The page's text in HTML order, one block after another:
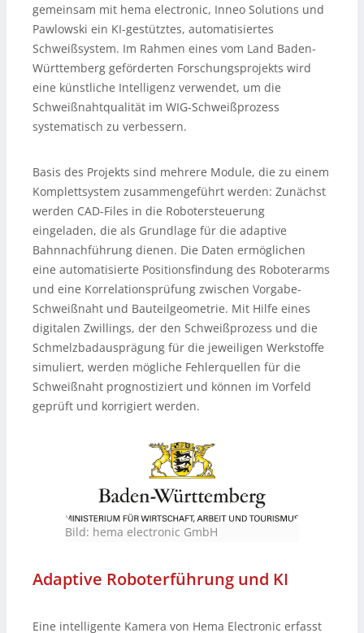
gemeinsam mit hema electronic, Inneo Solutions und
Pawlowski ein KI-gestütztes, automatisiertes
Schweißsystem. Im Rahmen eines vom Land Baden-
Württemberg geförderten Forschungsprojekts wird
eine künstliche Intelligenz verwendet, um die
Schweißnahtqualität im WIG-Schweißprozess
systematisch zu verbessern.
Basis des Projekts sind mehrere Module, die zu einem
Komplettsystem zusammengeführt werden: Zunächst
werden CAD-Files in die Robotersteuerung
eingeladen, die als Grundlage für die adaptive
Bahnnachführung dienen. Die Daten ermöglichen
eine automatisierte Positionsfindung des Roboterarms
und eine Korrelationsprüfung zwischen Vorgabe-
Schweißnaht und Bauteilgeometrie. Mit Hilfe eines
digitalen Zwillings, der den Schweißprozess und die
Schmelzbadausprägung für die jeweiligen Werkstoffe
simuliert, werden mögliche Fehlerquellen für die
Schweißnaht prognostiziert und können im Vorfeld
geprüft und korrigiert werden.
Bild: hema electronic GmbH
Adaptive Roboterführung und KI
Eine intelligente Kamera von Hema Electronic erfasst